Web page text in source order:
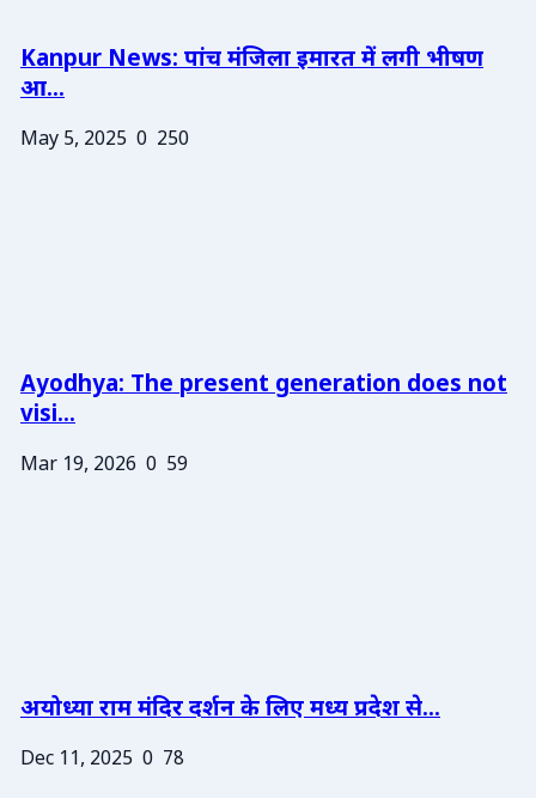
Kanpur News: पांच मंजिला इमारत में लगी भीषण
आ...
May 5, 2025 0 250
Ayodhya: The present generation does not
visi...
Mar 19, 2026 0 59
अयोध्या राम मंदिर दर्शन के लिए मध्य प्रदेश से...
Dec 11, 2025 0 78